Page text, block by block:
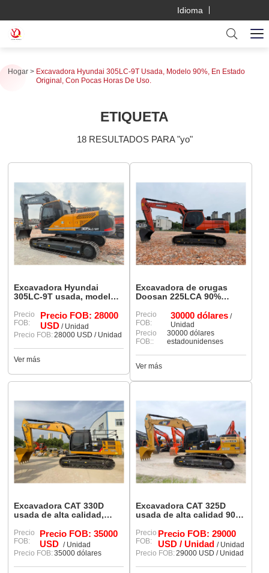
Idioma
Hogar
Excavadora Hyundai 305LC-9T Usada, Modelo 90%, En Estado
Original, Con Pocas Horas De Uso.
ETIQUETA
18 RESULTADOS PARA "yo"
Excavadora Hyundai
305LC-9T usada, modelo
con pocas horas de uso.
Precio
FOB:
Precio FOB: 28000
USD / Unidad
Precio FOB:28000 USD / Unidad
Ver más
Excavadora de orugas
Doosan 225LCA 90%
Precio
FOB:
30000 dólares /
Unidad
Precio
FOB::
30000 dólares
estadounidenses
Ver más
Excavadora CAT 330D
usada de alta calidad,
excelente estado.
Precio
FOB:
Precio FOB: 35000
USD / Unidad
Precio FOB:35000 dólares
Excavadora CAT 325D
usada de alta calidad 90%
Precio
FOB:
Precio FOB: 29000
USD / Unidad / Unidad
Precio FOB:29000 USD / Unidad